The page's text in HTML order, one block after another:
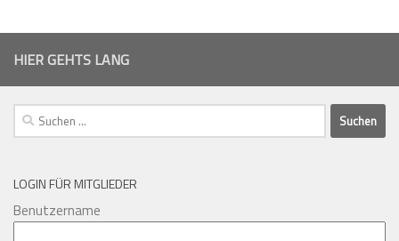
HIER GEHTS LANG
Suchen
nach:
LOGIN FÜR MITGLIEDER
Benutzername